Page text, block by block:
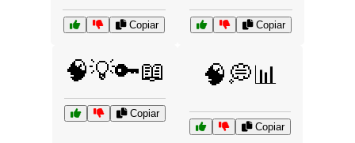
Copiar Copiar
🧠💡🔑📖
Copiar
🧠💭📊
Copiar